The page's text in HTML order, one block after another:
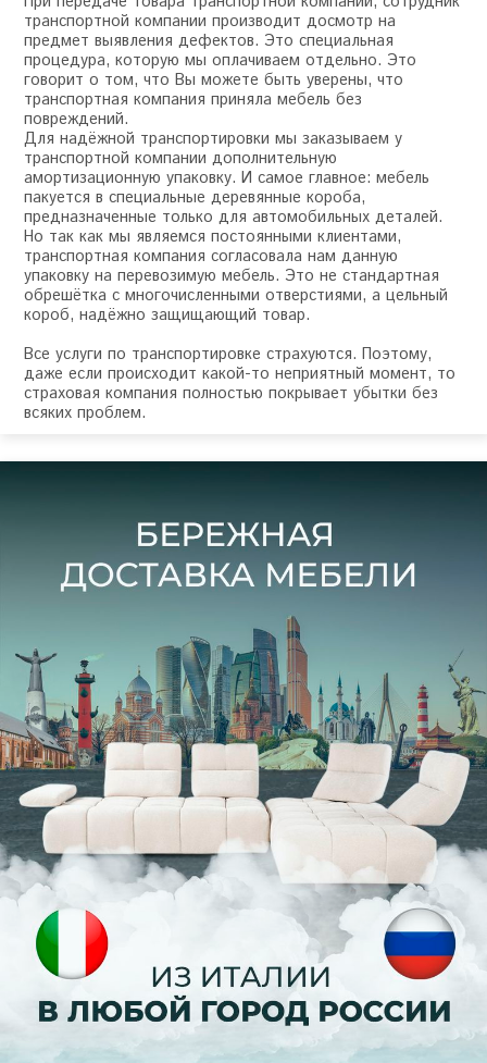
транспортной компании производит досмотр на
предмет выявления дефектов. Это специальная
процедура, которую мы оплачиваем отдельно. Это
говорит о том, что Вы можете быть уверены, что
транспортная компания приняла мебель без
повреждений.
Для надёжной транспортировки мы заказываем у
транспортной компании дополнительную
амортизационную упаковку. И самое главное: мебель
пакуется в специальные деревянные короба,
предназначенные только для автомобильных деталей.
Но так как мы являемся постоянными клиентами,
транспортная компания согласовала нам данную
упаковку на перевозимую мебель. Это не стандартная
обрешётка с многочисленными отверстиями, а цельный
короб, надёжно защищающий товар.
Все услуги по транспортировке страхуются. Поэтому,
даже если происходит какой-то неприятный момент, то
страховая компания полностью покрывает убытки без
всяких проблем.